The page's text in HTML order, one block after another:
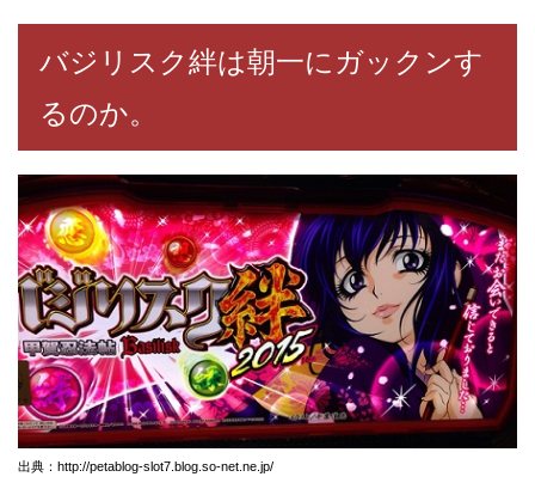
バジリスク絆は朝一にガックンす
るのか。
出典：http://petablog-slot7.blog.so-net.ne.jp/